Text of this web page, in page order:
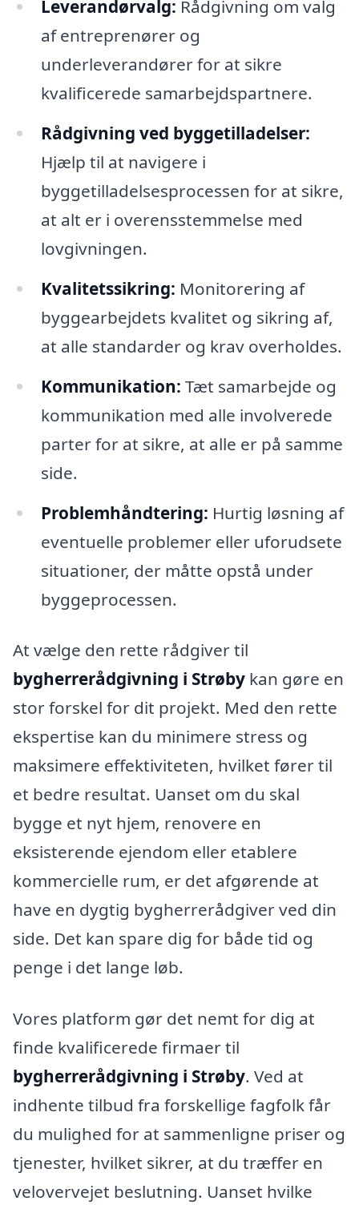
Leverandørvalg: Rådgivning om valg
af entreprenører og
underleverandører for at sikre
kvalificerede samarbejdspartnere.
Rådgivning ved byggetilladelser:
Hjælp til at navigere i
byggetilladelsesprocessen for at sikre,
at alt er i overensstemmelse med
lovgivningen.
Kvalitetssikring: Monitorering af
byggearbejdets kvalitet og sikring af,
at alle standarder og krav overholdes.
Kommunikation: Tæt samarbejde og
kommunikation med alle involverede
parter for at sikre, at alle er på samme
side.
Problemhåndtering: Hurtig løsning af
eventuelle problemer eller uforudsete
situationer, der måtte opstå under
byggeprocessen.
At vælge den rette rådgiver til
bygherrerådgivning i Strøby kan gøre en
stor forskel for dit projekt. Med den rette
ekspertise kan du minimere stress og
maksimere effektiviteten, hvilket fører til
et bedre resultat. Uanset om du skal
bygge et nyt hjem, renovere en
eksisterende ejendom eller etablere
kommercielle rum, er det afgørende at
have en dygtig bygherrerådgiver ved din
side. Det kan spare dig for både tid og
penge i det lange løb.
Vores platform gør det nemt for dig at
finde kvalificerede firmaer til
bygherrerådgivning i Strøby. Ved at
indhente tilbud fra forskellige fagfolk får
du mulighed for at sammenligne priser og
tjenester, hvilket sikrer, at du træffer en
velovervejet beslutning. Uanset hvilke